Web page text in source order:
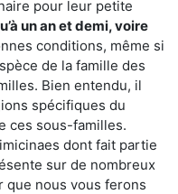
pour leur petite
un an et demi, voire
conditions, même si
de la famille des
Bien entendu, il
spécifiques du
ces sous-familles.
dont fait partie
sur de nombreux
nous vous ferons